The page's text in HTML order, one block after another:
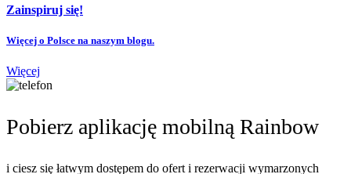
Zainspiruj się!
Więcej o Polsce na naszym blogu.
Więcej
Pobierz aplikację mobilną Rainbow
i ciesz się łatwym dostępem do ofert i rezerwacji wymarzonych